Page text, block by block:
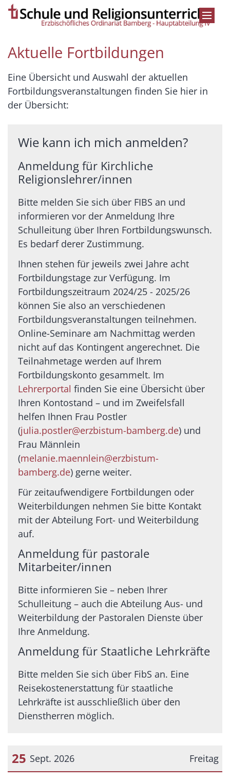
Zum Inhalt springen
Aktuelle Fortbildungen
Eine Übersicht und Auswahl der aktuellen
Fortbildungsveranstaltungen finden Sie hier in
der Übersicht:
Wie kann ich mich anmelden?
Anmeldung für Kirchliche
Religionslehrer/innen
Bitte melden Sie sich über FIBS an und
informieren vor der Anmeldung Ihre
Schulleitung über Ihren Fortbildungswunsch.
Es bedarf derer Zustimmung.
Ihnen stehen für jeweils zwei Jahre acht
Fortbildungstage zur Verfügung. Im
Fortbildungszeitraum 2024/25 - 2025/26
können Sie also an verschiedenen
Fortbildungsveranstaltungen teilnehmen.
Online-Seminare am Nachmittag werden
nicht auf das Kontingent angerechnet. Die
Teilnahmetage werden auf Ihrem
Fortbildungskonto gesammelt. Im
Lehrerportal finden Sie eine Übersicht über
Ihren Kontostand – und im Zweifelsfall
helfen Ihnen Frau Postler
(julia.postler@erzbistum-bamberg.de) und
Frau Männlein
(melanie.maennlein@erzbistum-
bamberg.de) gerne weiter.
Für zeitaufwendigere Fortbildungen oder
Weiterbildungen nehmen Sie bitte Kontakt
mit der Abteilung Fort- und Weiterbildung
auf.
Anmeldung für pastorale
Mitarbeiter/innen
Bitte informieren Sie – neben Ihrer
Schulleitung – auch die Abteilung Aus- und
Weiterbildung der Pastoralen Dienste über
Ihre Anmeldung.
Anmeldung für Staatliche Lehrkräfte
Bitte melden Sie sich über FibS an. Eine
Reisekostenerstattung für staatliche
Lehrkräfte ist ausschließlich über den
Dienstherren möglich.
Freitag
25 Sept. 2026